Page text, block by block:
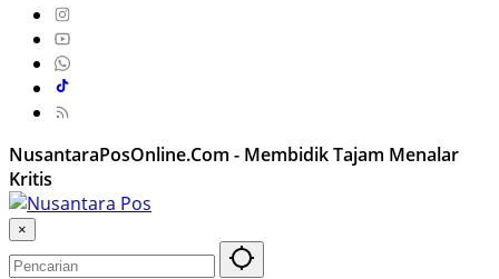
NusantaraPosOnline.Com - Membidik Tajam Menalar
Kritis
×